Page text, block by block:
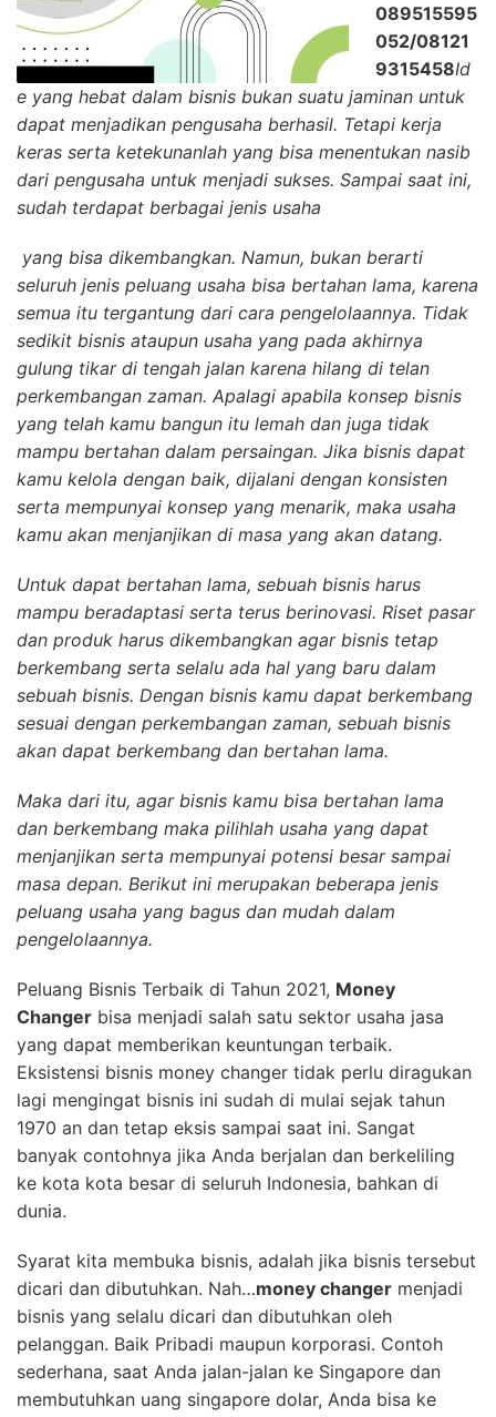
089515595
052/08121
9315458Id
e yang hebat dalam bisnis bukan suatu jaminan untuk
dapat menjadikan pengusaha berhasil. Tetapi kerja
keras serta ketekunanlah yang bisa menentukan nasib
dari pengusaha untuk menjadi sukses. Sampai saat ini,
sudah terdapat berbagai jenis usaha
yang bisa dikembangkan. Namun, bukan berarti
seluruh jenis peluang usaha bisa bertahan lama, karena
semua itu tergantung dari cara pengelolaannya. Tidak
sedikit bisnis ataupun usaha yang pada akhirnya
gulung tikar di tengah jalan karena hilang di telan
perkembangan zaman. Apalagi apabila konsep bisnis
yang telah kamu bangun itu lemah dan juga tidak
mampu bertahan dalam persaingan. Jika bisnis dapat
kamu kelola dengan baik, dijalani dengan konsisten
serta mempunyai konsep yang menarik, maka usaha
kamu akan menjanjikan di masa yang akan datang.
Untuk dapat bertahan lama, sebuah bisnis harus
mampu beradaptasi serta terus berinovasi. Riset pasar
dan produk harus dikembangkan agar bisnis tetap
berkembang serta selalu ada hal yang baru dalam
sebuah bisnis. Dengan bisnis kamu dapat berkembang
sesuai dengan perkembangan zaman, sebuah bisnis
akan dapat berkembang dan bertahan lama.
Maka dari itu, agar bisnis kamu bisa bertahan lama
dan berkembang maka pilihlah usaha yang dapat
menjanjikan serta mempunyai potensi besar sampai
masa depan. Berikut ini merupakan beberapa jenis
peluang usaha yang bagus dan mudah dalam
pengelolaannya.
Peluang Bisnis Terbaik di Tahun 2021, Money
Changer bisa menjadi salah satu sektor usaha jasa
yang dapat memberikan keuntungan terbaik.
Eksistensi bisnis money changer tidak perlu diragukan
lagi mengingat bisnis ini sudah di mulai sejak tahun
1970 an dan tetap eksis sampai saat ini. Sangat
banyak contohnya jika Anda berjalan dan berkeliling
ke kota kota besar di seluruh Indonesia, bahkan di
dunia.
Syarat kita membuka bisnis, adalah jika bisnis tersebut
dicari dan dibutuhkan. Nah…money changer menjadi
bisnis yang selalu dicari dan dibutuhkan oleh
pelanggan. Baik Pribadi maupun korporasi. Contoh
sederhana, saat Anda jalan-jalan ke Singapore dan
membutuhkan uang singapore dolar, Anda bisa ke